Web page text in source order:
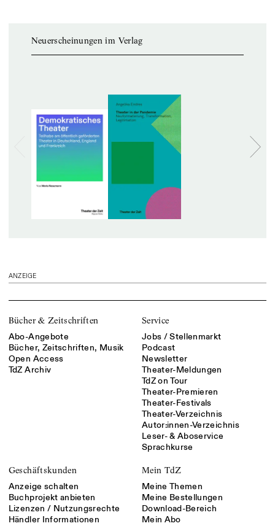
Neuerscheinungen im Verlag
ANZEIGE
Bücher & Zeitschriften
Abo-Angebote
Bücher, Zeitschriften, Musik
Open Access
TdZ Archiv
Service
Jobs / Stellenmarkt
Podcast
Newsletter
Theater-Meldungen
TdZ on Tour
Theater-Premieren
Theater-Festivals
Theater-Verzeichnis
Autor:innen-Verzeichnis
Leser- & Aboservice
Sprachkurse
Geschäftskunden
Anzeige schalten
Buchprojekt anbieten
Lizenzen / Nutzungsrechte
Händler Informationen
Mein TdZ
Meine Themen
Meine Bestellungen
Download-Bereich
Mein Abo